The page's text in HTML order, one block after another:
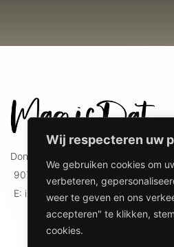
Wij respecteren uw
We gebruiken cookies om
verbeteren,
weer te geven en ons
accepteren" te klikken,
cookies.
Doniaweg 9
9074 AE Hallum
E: info@magicdat.nl